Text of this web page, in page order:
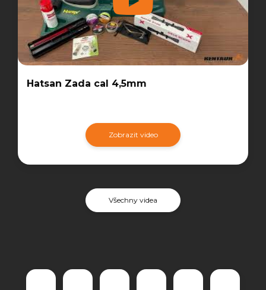
Hatsan Zada cal 4,5mm
Zobrazit video
Všechny videa